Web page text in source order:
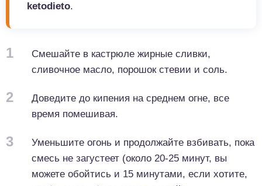
ketodieto.
1
Смешайте в кастрюле жирные сливки,
сливочное масло, порошок стевии и соль.
2
Доведите до кипения на среднем огне, все
время помешивая.
3
Уменьшите огонь и продолжайте взбивать, пока
смесь не загустеет (около 20-25 минут, вы
можете обойтись и 15 минутами, если хотите,